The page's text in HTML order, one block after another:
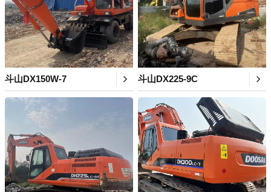
斗山DX150W-7 斗山DX225-9C